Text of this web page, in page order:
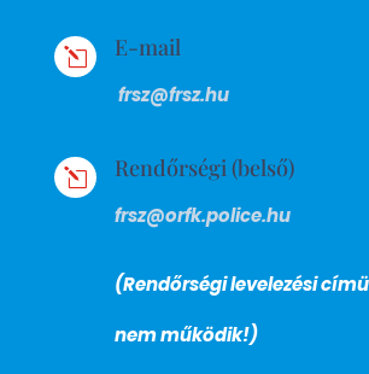
l E-mail
frsz@frsz.hu
l Rendőrségi (belső)
frsz@orfk.police.hu
(Rendőrségi levelezési
nem működik!)